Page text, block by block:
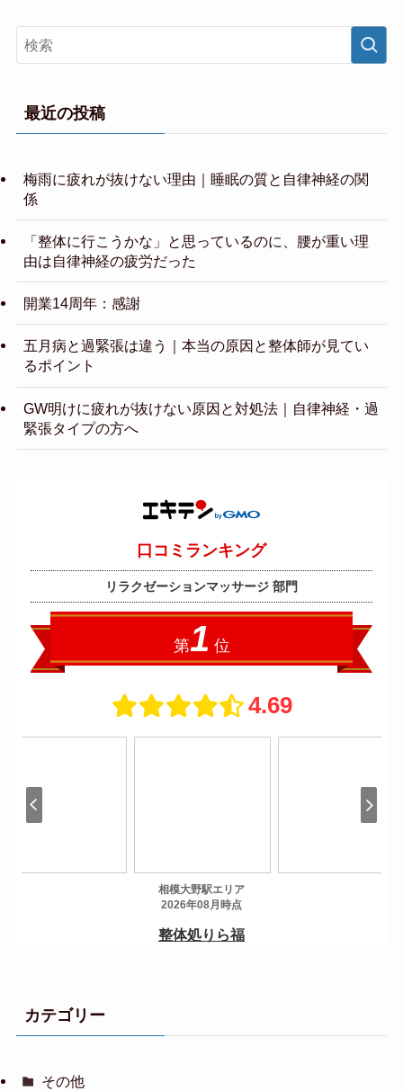
最近の投稿
梅雨に疲れが抜けない理由｜睡眠の質と自律神経の関
係
「整体に行こうかな」と思っているのに、腰が重い理
由は自律神経の疲労だった
開業14周年：感謝
五月病と過緊張は違う｜本当の原因と整体師が見てい
るポイント
GW明けに疲れが抜けない原因と対処法｜自律神経・過
緊張タイプの方へ
カテゴリー
その他